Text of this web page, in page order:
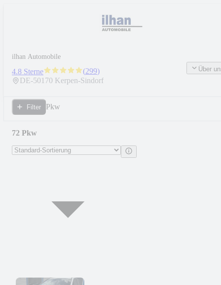
ilhan Automobile
4.8 Sterne (299)
DE-50170 Kerpen-Sindorf
Über
Filter Pkw
72 Pkw